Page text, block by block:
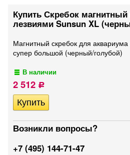
Купить Скребок
лезвиями Sunsun XL
Магнитный скребок для
супер большой (черный/голубой)
В наличии
2 512 Р
Возникли вопросы?
+7 (495) 144-71-47